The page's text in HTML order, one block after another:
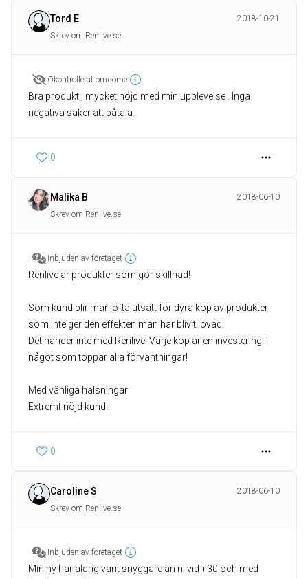
Tord E
2018-10-21
Skrev om Renlive.se
Okontrollerat omdöme
Bra produkt , mycket nöjd med min upplevelse . Inga
negativa saker att påtala.
0
Malika B
2018-06-10
Skrev om Renlive.se
Inbjuden av företaget
Renlive är produkter som gör skillnad!
Som kund blir man ofta utsatt för dyra köp av produkter
som inte ger den effekten man har blivit lovad.
Det händer inte med Renlive! Varje köp är en investering i
något som toppar alla förväntningar!
Med vänliga hälsningar
Extremt nöjd kund!
0
Caroline S
2018-06-10
Skrev om Renlive.se
Inbjuden av företaget
Min hy har aldrig varit snyggare än ni vid +30 och med